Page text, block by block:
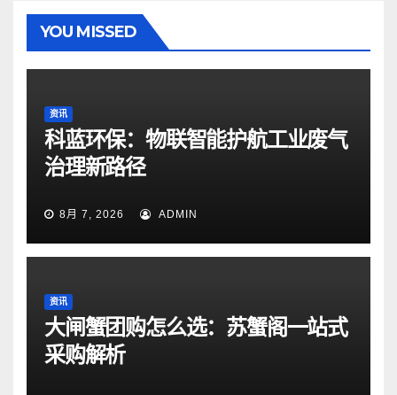
YOU MISSED
资讯
科蓝环保：物联智能护航工业废气
治理新路径
8月 7, 2026 ADMIN
资讯
大闸蟹团购怎么选：苏蟹阁一站式
采购解析